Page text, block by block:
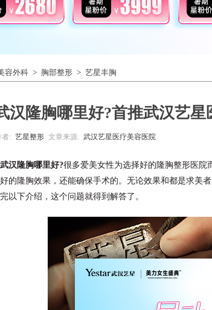
容外科 > 胸部整形 > 艺星丰胸
汉隆胸哪里好?首推武汉艺星
者: 艺星整形 文章来源: 武汉艺星医疗美容医院
武汉隆胸哪里好?很多爱美女性为选择好的隆胸整形医院
的隆胸效果，还能确保手术的。无论效果和都是求美
以下介绍，这个问题就得到解答了。